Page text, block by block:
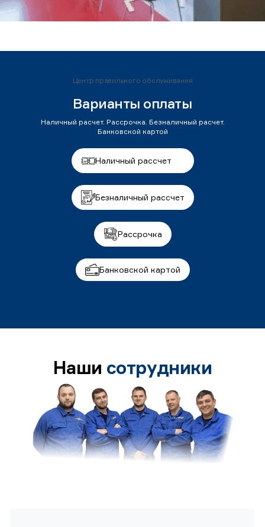
Центр правильного обслуживания
Варианты оплаты
Наличный расчет. Рассрочка. Безналичный расчет.
Банковской картой
Наличный рассчет
Безналичный рассчет
Рассрочка
Банковской картой
Наши сотрудники